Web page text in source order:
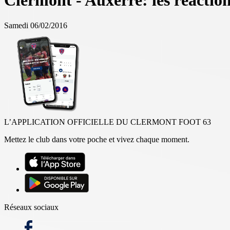
Samedi 06/02/2016
L’APPLICATION OFFICIELLE DU CLERMONT FOOT 63
Mettez le club dans votre poche et vivez chaque moment.
Réseaux sociaux